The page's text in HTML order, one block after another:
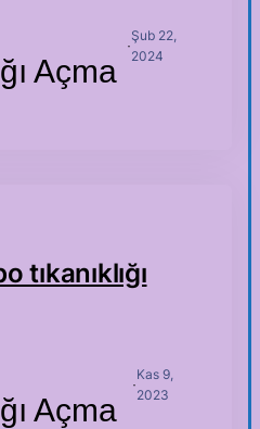
Açma
·
Şub 22,
2024
tıkanıklığı
Açma
·
Kas 9,
2023